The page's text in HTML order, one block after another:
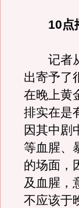
10点
记者从
出寄予了
在晚上黄
排实在是
因其中剧
等血腥、
的场面，
及血腥，
不应该于